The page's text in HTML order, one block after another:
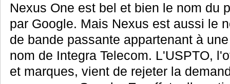
Nexus One est bel et bien le nom du
par Google. Mais Nexus est aussi le
de bande passante appartenant à
nom de Integra Telecom. L'USPTO,
et marques, vient de rejeter la